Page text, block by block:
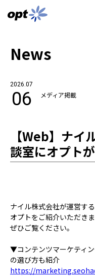
News
2026.07
06 メディア掲載
【Web】ナイ
談室にオプト
ナイル株式会社が運営す
オプトをご紹介いただきま
ぜひご覧ください。
▼コンテンツマーケティ
の選び方も紹介
https://